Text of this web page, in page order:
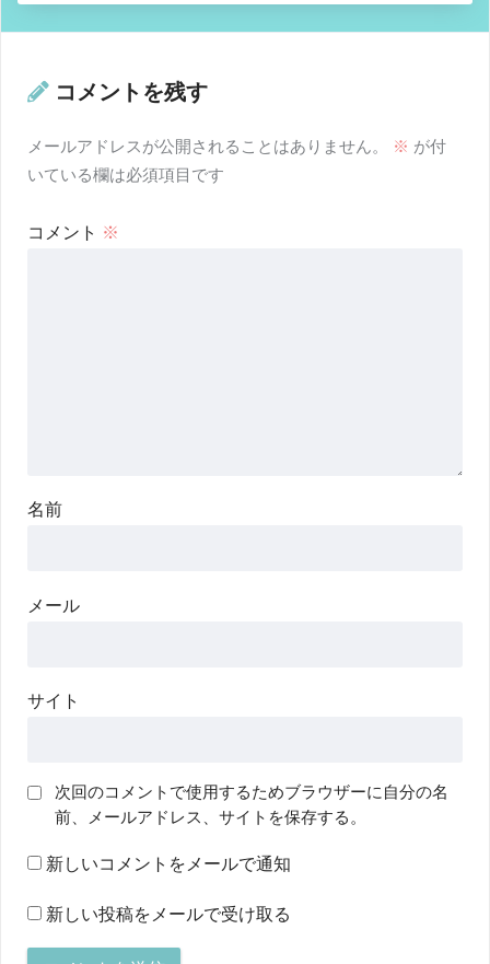
コメントを残す
メールアドレスが公開されることはありません。 ※ が付
いている欄は必須項目です
コメント ※
名前
メール
サイト
次回のコメントで使用するためブラウザーに自分の名
前、メールアドレス、サイトを保存する。
新しいコメントをメールで通知
新しい投稿をメールで受け取る